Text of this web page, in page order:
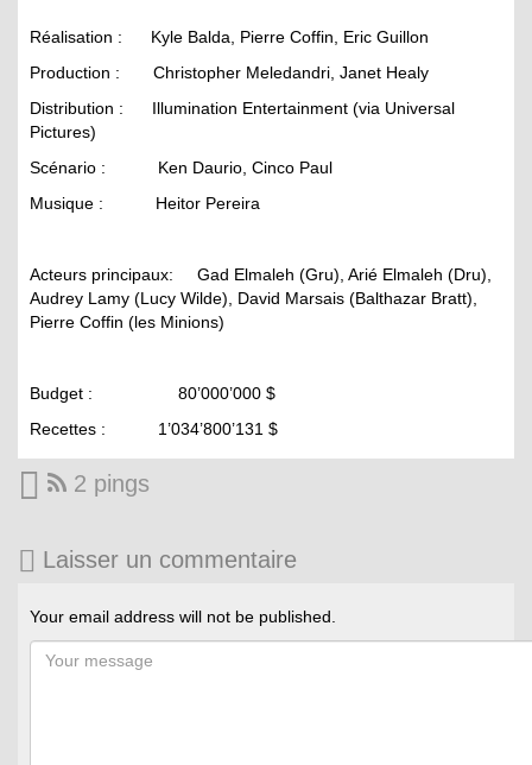
Réalisation : Kyle Balda, Pierre Coffin, Eric Guillon
Production : Christopher Meledandri, Janet Healy
Distribution : Illumination Entertainment (via Universal
Pictures)
Scénario : Ken Daurio, Cinco Paul
Musique : Heitor Pereira
Acteurs principaux: Gad Elmaleh (Gru), Arié Elmaleh (Dru),
Audrey Lamy (Lucy Wilde), David Marsais (Balthazar Bratt),
Pierre Coffin (les Minions)
Budget : 80’000’000 $
Recettes : 1’034’800’131 $
2 pings
Laisser un commentaire
Your email address will not be published.